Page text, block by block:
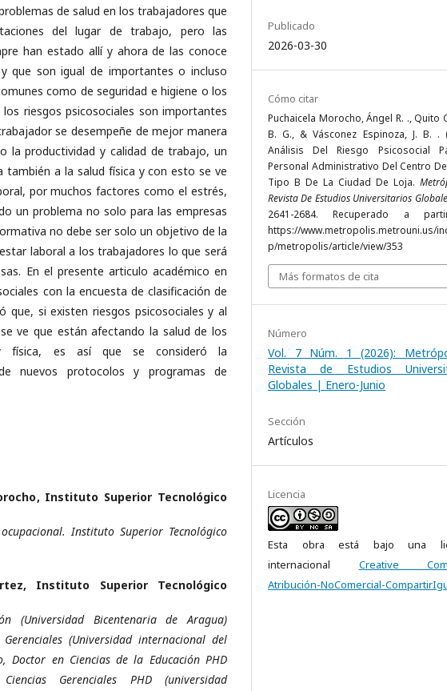
de salud en los trabajadores que
del lugar de trabajo, pero las
han estado allí y ahora de las conoce
que son igual de importantes o incluso
como de seguridad e higiene o los
riesgos psicosociales son importantes
se desempeñe de mejor manera
la productividad y calidad de trabajo, un
también a la salud física y con esto se ve
por muchos factores como el estrés,
un problema no solo para las empresas
no debe ser solo un objetivo de la
laboral a los trabajadores lo que será
En el presente articulo académico en
con la encuesta de clasificación de
que, si existen riesgos psicosociales y al
ve que están afectando la salud de los
física, es así que se consideró la
nuevos protocolos y programas de
Instituto Superior Tecnológico
Instituto Superior Tecnológico
Instituto Superior Tecnológico
(Universidad Bicentenaria de Aragua)
(Universidad internacional del
Doctor en Ciencias de la Educación PHD
Gerenciales PHD (universidad
Publicado
2026-03-30
Cómo citar
Puchaicela Morocho, Ángel R. ., Quito
B. G., & Vásconez Espinoza, J. B. .
Análisis Del Riesgo Psicosocial
Personal Administrativo Del Centro
Tipo B De La Ciudad De Loja.
Revista De Estudios Universitarios
2641-2684. Recuperado a
https://www.metropolis.metrouni.us/
p/metropolis/article/view/353
Más formatos de cita
Número
Vol. 7 Núm. 1 (2026):
Revista de Estudios
Globales | Enero-Junio
Sección
Artículos
Licencia
Esta obra está bajo una
internacional Creative
Atribución-NoComercial-